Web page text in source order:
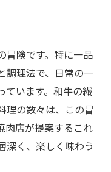
冒険です。特に一品
調理法で、日常の一
ています。和牛の繊
理の数々は、この冒
肉店が提案するこれ
深く、楽しく味わう